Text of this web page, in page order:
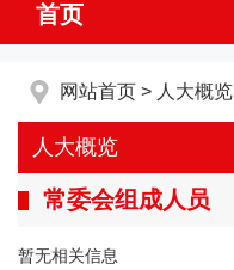
首页
网站首页 > 人大概览
人大概览
常委会组成人员
暂无相关信息